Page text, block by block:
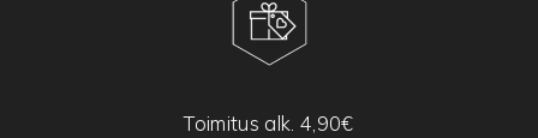
Toimitus alk. 4,90€